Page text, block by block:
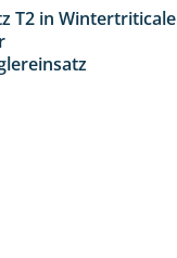
T2 in Wintertriticale